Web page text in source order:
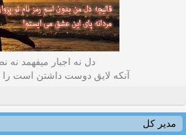
دل نه اجبار میفهمد نه
آنکه لایق دوست داشتن است
مدیر کل